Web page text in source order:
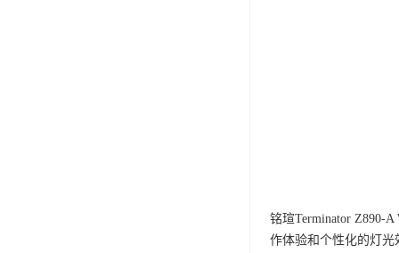
铭瑄Terminator Z890-
作体验和个性化的灯光